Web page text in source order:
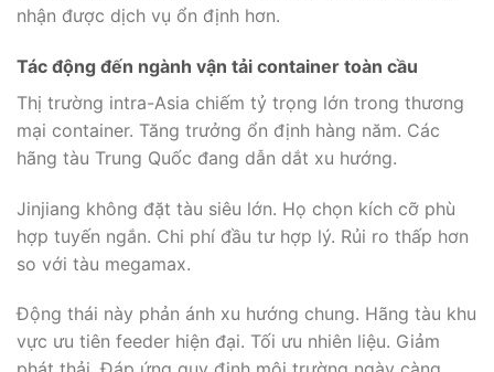
nhận được dịch vụ ổn định hơn.
Tác động đến ngành vận tải container toàn cầu
Thị trường intra-Asia chiếm tỷ trọng lớn trong thương
mại container. Tăng trưởng ổn định hàng năm. Các
hãng tàu Trung Quốc đang dẫn dắt xu hướng.
Jinjiang không đặt tàu siêu lớn. Họ chọn kích cỡ phù
hợp tuyến ngắn. Chi phí đầu tư hợp lý. Rủi ro thấp hơn
so với tàu megamax.
Động thái này phản ánh xu hướng chung. Hãng tàu khu
vực ưu tiên feeder hiện đại. Tối ưu nhiên liệu. Giảm